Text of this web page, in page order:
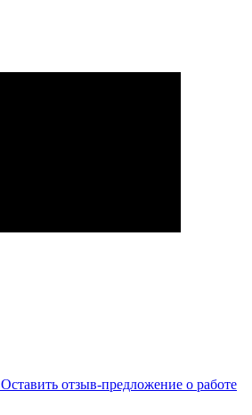
Оставить отзыв-предложение о работе